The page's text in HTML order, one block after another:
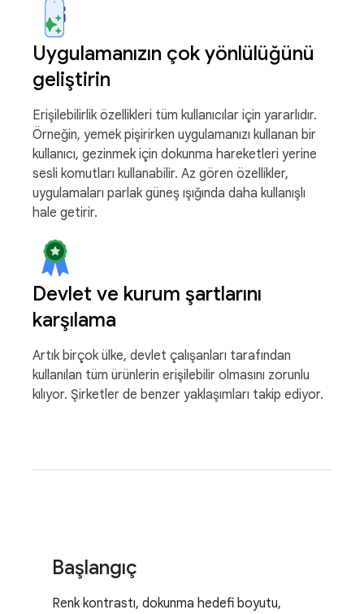
Uygulamanızın çok yönlülüğünü
geliştirin
Erişilebilirlik özellikleri tüm kullanıcılar için yararlıdır.
Örneğin, yemek pişirirken uygulamanızı kullanan bir
kullanıcı, gezinmek için dokunma hareketleri yerine
sesli komutları kullanabilir. Az gören özellikler,
uygulamaları parlak güneş ışığında daha kullanışlı
hale getirir.
Devlet ve kurum şartlarını
karşılama
Artık birçok ülke, devlet çalışanları tarafından
kullanılan tüm ürünlerin erişilebilir olmasını zorunlu
kılıyor. Şirketler de benzer yaklaşımları takip ediyor.
Başlangıç
Renk kontrastı, dokunma hedefi boyutu,